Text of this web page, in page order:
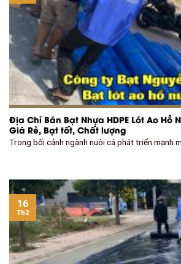
Địa Chỉ Bán Bạt Nhựa HDPE Lót Ao Hồ
Giá Rẻ, Bạt tốt, Chất lượng
Trong bối cảnh ngành nuôi cá phát triển mạnh
16
Th2